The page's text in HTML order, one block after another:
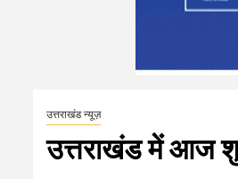
उत्तराखंड न्यूज़
उत्तराखंड में आज शुरू